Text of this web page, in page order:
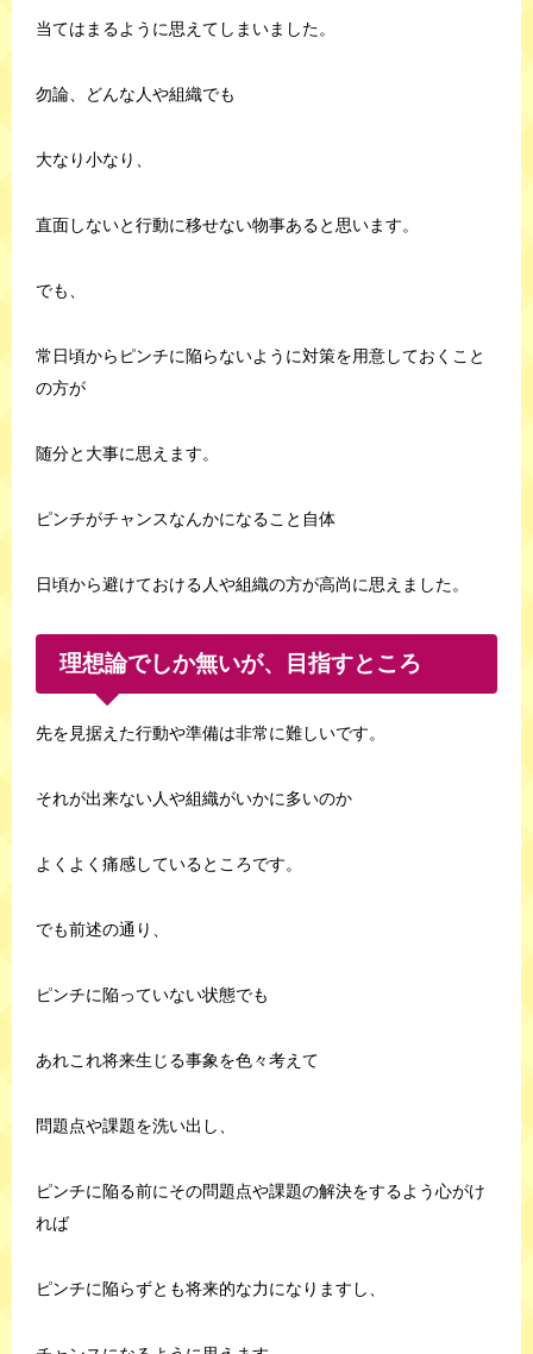
当てはまるように思えてしまいました。
勿論、どんな人や組織でも
大なり小なり、
直面しないと行動に移せない物事あると思います。
でも、
常日頃からピンチに陥らないように対策を用意しておくこと
の方が
随分と大事に思えます。
ピンチがチャンスなんかになること自体
日頃から避けておける人や組織の方が高尚に思えました。
理想論でしか無いが、目指すところ
先を見据えた行動や準備は非常に難しいです。
それが出来ない人や組織がいかに多いのか
よくよく痛感しているところです。
でも前述の通り、
ピンチに陥っていない状態でも
あれこれ将来生じる事象を色々考えて
問題点や課題を洗い出し、
ピンチに陥る前にその問題点や課題の解決をするよう心がけ
れば
ピンチに陥らずとも将来的な力になりますし、